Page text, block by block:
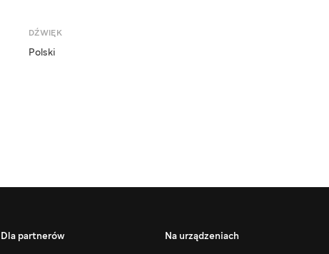
DŹWIĘK
Polski
Dla partnerów
Na urządzeniach